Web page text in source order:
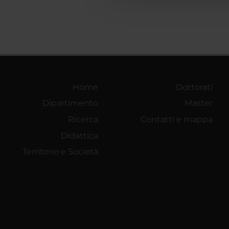
Home
Dipartimento
Ricerca
Didattica
Territorio e Società
Dottorati
Master
Contatti e mappa